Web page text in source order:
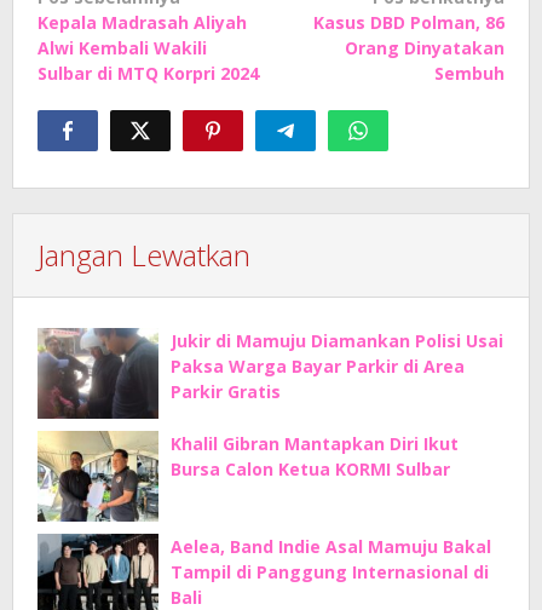
pos
Kepala Madrasah Aliyah
Alwi Kembali Wakili
Sulbar di MTQ Korpri 2024
Kasus DBD Polman, 86
Orang Dinyatakan
Sembuh
Jangan Lewatkan
Jukir di Mamuju Diamankan Polisi Usai
Paksa Warga Bayar Parkir di Area
Parkir Gratis
Khalil Gibran Mantapkan Diri Ikut
Bursa Calon Ketua KORMI Sulbar
Aelea, Band Indie Asal Mamuju Bakal
Tampil di Panggung Internasional di
Bali